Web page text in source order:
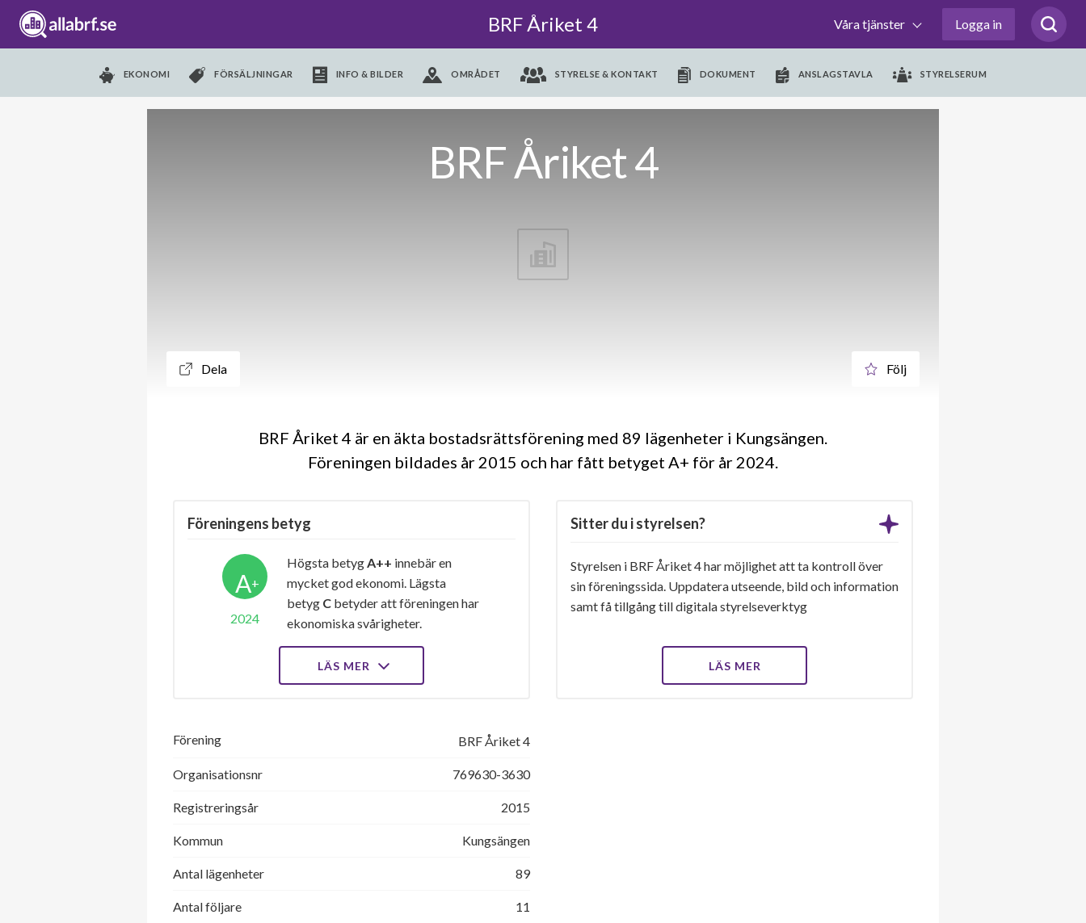
BRF Åriket 4 Våra tjänster Logga in
EKONOMI FÖRSÄLJNINGAR INFO & BILDER OMRÅDET STYRELSE & KONTAKT DOKUMENT ANSLAGSTAVLA STYRELSERUM
BRF Åriket 4
Dela Följ
BRF Åriket 4 är en äkta bostadsrättsförening med 89 lägenheter i Kungsängen.
Föreningen bildades år 2015 och har fått betyget A+ för år 2024
Föreningens betyg
A+
2024
Högsta betygA++ innebär en
mycket god ekonomi. Lägsta
betyg C betyder att föreningen har
ekonomiska svårigheter.
LÄS MER
Sitter du i styrelsen?
Styrelsen i BRF Åriket 4 har möjlighet att ta kontroll över
sin föreningssida. Uppdatera utseende, bild och information
samt få tillgång till digitala styrelseverktyg
LÄS MER
Förening BRF Åriket 4
Organisationsnr 769630-3630
Registreringsår 2015
Kommun Kungsängen
Antal lägenheter 89
Antal följare 11